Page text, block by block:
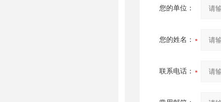
您的单位：
您的姓名：
联系电话：